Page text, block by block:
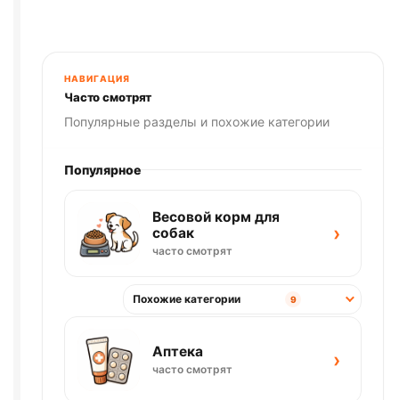
НАВИГАЦИЯ
Часто смотрят
Популярные разделы и похожие категории
Популярное
Весовой корм для
собак
часто смотрят
›
Похожие категории 9
Аптека
часто смотрят ›